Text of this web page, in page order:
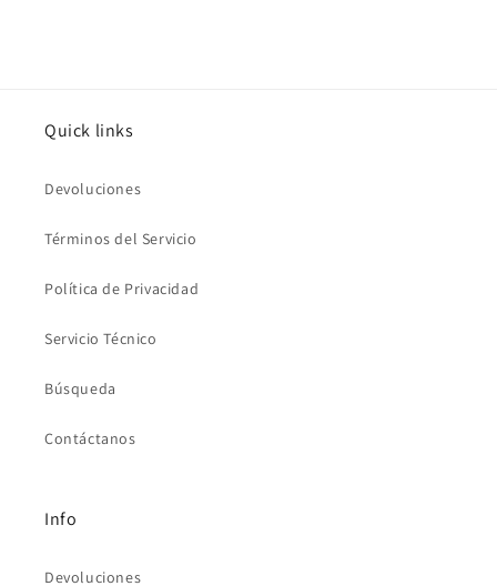
Quick links
Devoluciones
Términos del Servicio
Política de Privacidad
Servicio Técnico
Búsqueda
Contáctanos
Info
Devoluciones